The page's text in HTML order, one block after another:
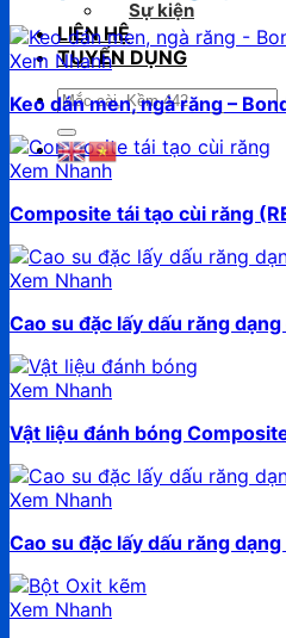
Sự kiện
LIÊN HỆ
TUYỂN DỤNG
Tìm
Xem Nhanh
Keo dán men, ngà răng –
Xem Nhanh
Composite tái tạo cùi răng
Xem Nhanh
Cao su đặc lấy dấu răng dạng
Xem Nhanh
Vật liệu đánh bóng
Xem Nhanh
Cao su đặc lấy dấu răng dạng
Xem Nhanh